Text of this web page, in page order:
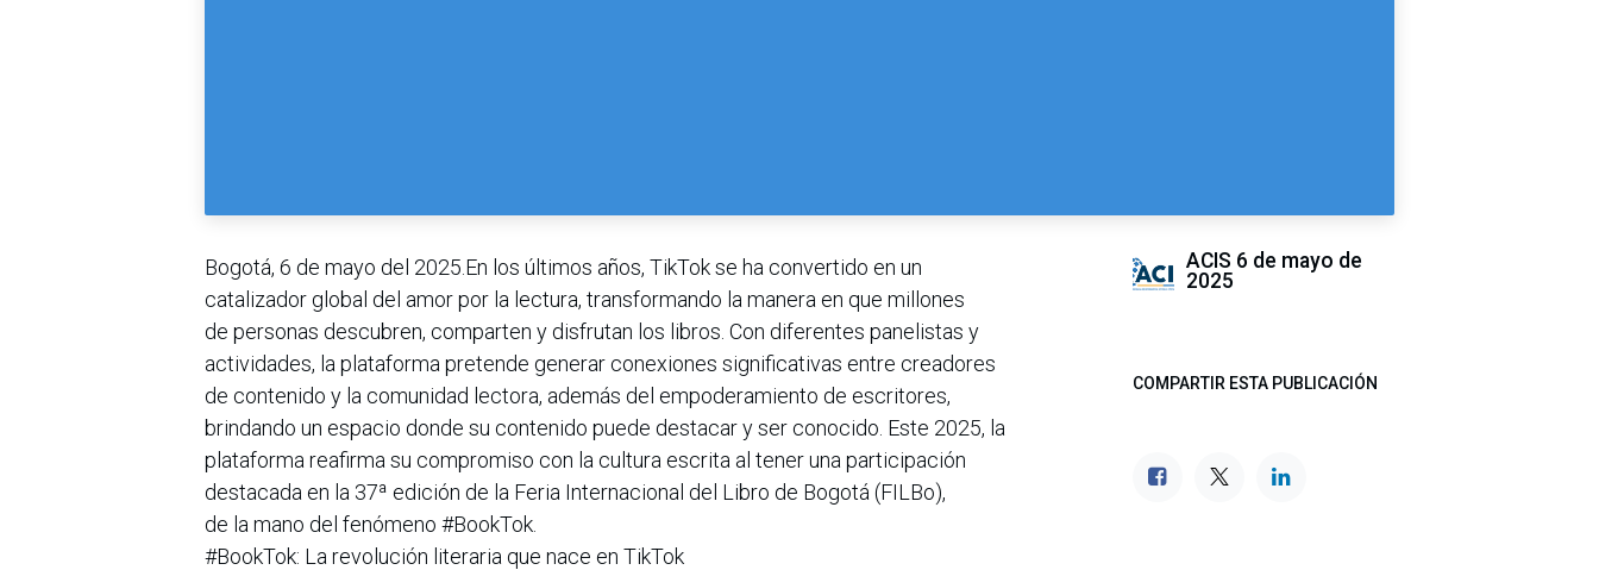
Bogotá, 6 de mayo del 2025.En los últimos años, TikTok se ha convertido en un
catalizador global del amor por la lectura, transformando la manera en que millones
de personas descubren, comparten y disfrutan los libros. Con diferentes panelistas y
actividades, la plataforma pretende generar conexiones significativas entre creadores
de contenido y la comunidad lectora, además del empoderamiento de escritores,
brindando un espacio donde su contenido puede destacar y ser conocido. Este 2025, la
plataforma reafirma su compromiso con la cultura escrita al tener una participación
destacada en la 37ª edición de la Feria Internacional del Libro de Bogotá (FILBo),
de la mano del fenómeno #BookTok.
#BookTok: La revolución literaria que nace en TikTok
ACIS 6 de mayo de
2025
COMPARTIR ESTA PUBLICACIÓN